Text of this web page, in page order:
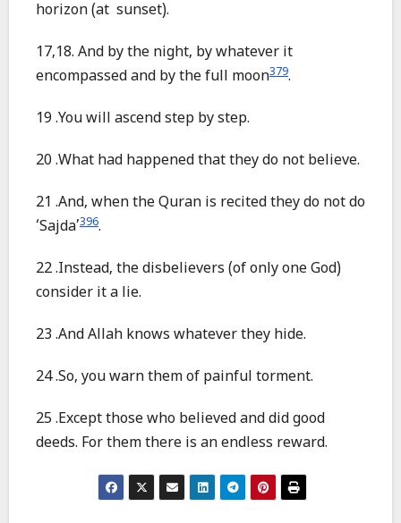
horizon (at sunset).
17,18. And by the night, by whatever it
encompassed and by the full moon379.
19 .You will ascend step by step.
20 .What had happened that they do not believe.
21 .And, when the Quran is recited they do not do
‘Sajda’396.
22 .Instead, the disbelievers (of only one God)
consider it a lie.
23 .And Allah knows whatever they hide.
24 .So, you warn them of painful torment.
25 .Except those who believed and did good
deeds. For them there is an endless reward.